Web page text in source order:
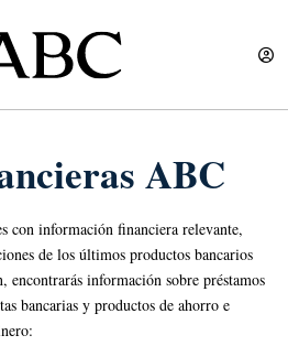
ABC
con información financiera relevante,
de los últimos productos bancarios
encontrarás información sobre préstamos
bancarias y productos de ahorro e